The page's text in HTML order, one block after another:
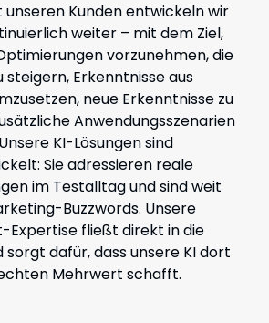
Kunden entwickeln wir
weiter – mit dem Ziel,
vorzunehmen, die
Erkenntnisse aus
neue Erkenntnisse zu
Anwendungsszenarien
KI-Lösungen sind
Sie adressieren reale
im Testalltag und sind weit
Buzzwords. Unsere
Expertise fließt direkt in die
sorgt dafür, dass unsere KI dort
Mehrwert schafft.